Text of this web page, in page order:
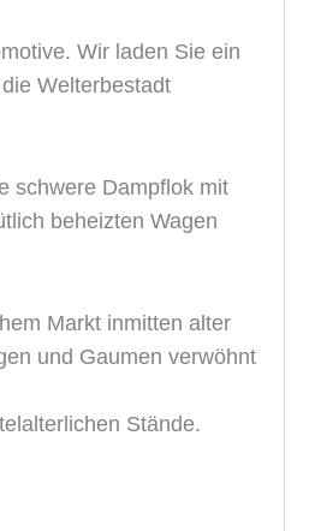
Wir laden Sie ein
Welterbestadt
schwere Dampflok mit
beheizten Wagen
Markt inmitten alter
und Gaumen verwöhnt
Stände.